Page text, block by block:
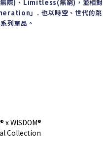
無際) 、Limitless(無窮) ，並相對
」 . 也以時空、世代的跳
列單品。
x WISDOM®
Collection